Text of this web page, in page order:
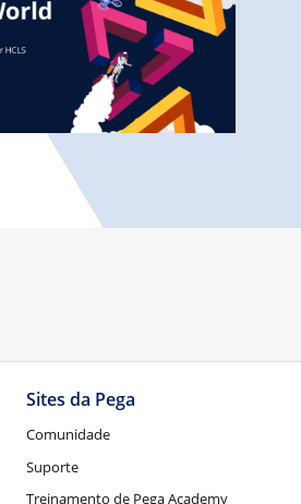
Sites da Pega
Comunidade
Suporte
Treinamento de Pega Academy